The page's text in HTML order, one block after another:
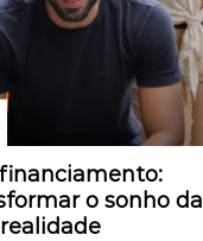
o sonho da